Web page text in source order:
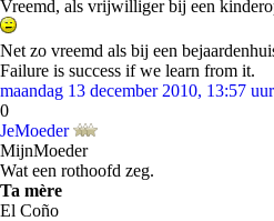
Vreemd, als vrijwilliger bij een
Net zo vreemd als bij een
Failure is success if we learn from it.
maandag 13 december 2010, 13:57 uur
0
JeMoeder
MijnMoeder
Wat een rothoofd zeg.
Ta mère
El Coño